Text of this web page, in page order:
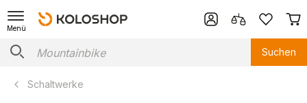
Menü
Suchen
Schaltwerke